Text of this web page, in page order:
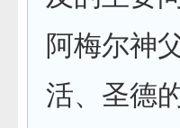
阿梅尔神
活、圣德